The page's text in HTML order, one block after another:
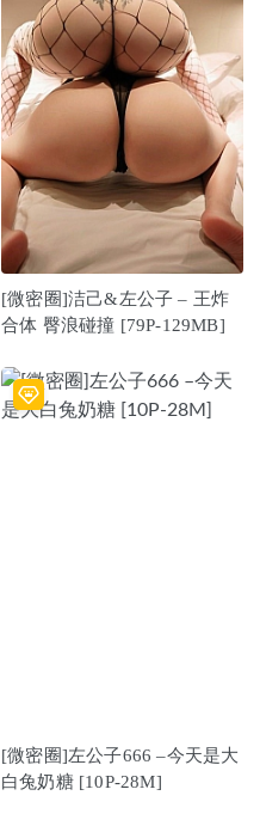
[微密圈]洁己&左公子 – 王炸
合体 臀浪碰撞 [79P-129MB]
[微密圈]左公子666 –今天是大
白兔奶糖 [10P-28M]